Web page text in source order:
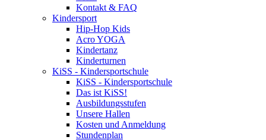
Kontakt & FAQ
Kindersport
Hip-Hop Kids
Acro YOGA
Kindertanz
Kinderturnen
KiSS - Kindersportschule
KiSS - Kindersportschule
Das ist KiSS!
Ausbildungsstufen
Unsere Hallen
Kosten und Anmeldung
Stundenplan